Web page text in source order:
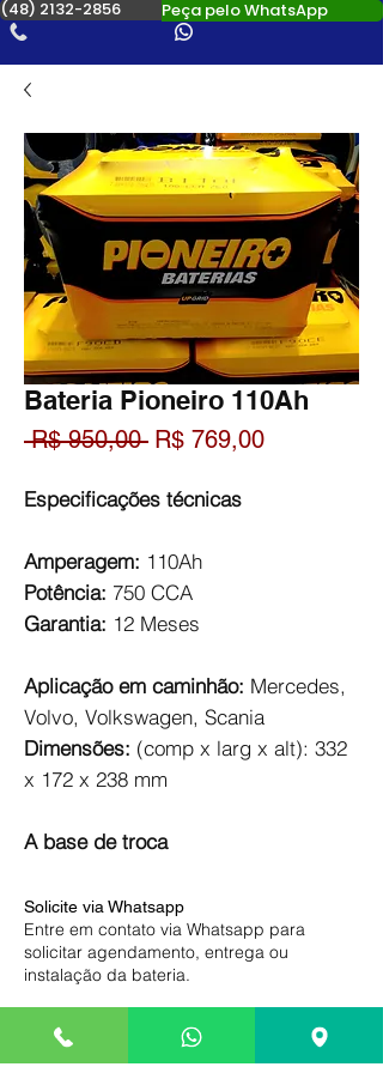
(48) 2132-2856 Peça pelo WhatsApp
Bateria Pioneiro 110Ah
R$ 950,00 Preço
R$ 769,00Preço
Especificações técnicas
Amperagem: 110Ah
Potência: 750 CCA
Garantia: 12 Meses
Aplicação em caminhão: Mercedes,
Volvo, Volkswagen, Scania
Dimensões: (comp x larg x alt): 332
x 172 x 238 mm
A base de troca
Solicite via Whatsapp
Entre em contato via Whatsapp para
solicitar agendamento, entrega ou
instalação da bateria.
Compre com segurança, efetue o
pagamento somente na entrega ou após a